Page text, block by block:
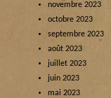
novembre 2023
octobre 2023
septembre 2023
août 2023
juillet 2023
juin 2023
mai 2023